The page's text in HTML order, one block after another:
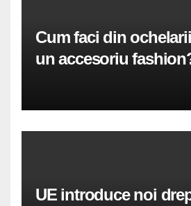
Cum faci din
un accesoriu
UE introduce noi